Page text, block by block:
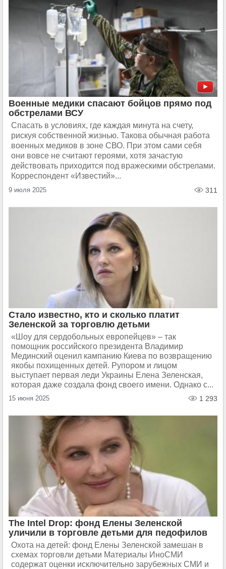
Военные медики спасают бойцов прямо под
обстрелами ВСУ
Спасать в условиях, где каждая минута на счету,
рискуя собственной жизнью. Такова обычная работа
военных медиков в зоне СВО. При этом сами себя
они вовсе не считают героями, хотя зачастую
действовать приходится под вражескими обстрелами.
Корреспондент «Известий»...
9 июля 2025 311
Стало известно, кто и сколько платит
Зеленской за торговлю детьми
«Шоу для сердобольных европейцев» – так
помощник российского президента Владимир
Мединский оценил кампанию Киева по возвращению
якобы похищенных детей. Рупором и лицом
выступает первая леди Украины Елена Зеленская,
которая даже создала фонд своего имени. Однако с...
15 июня 2025 1 293
The Intel Drop: фонд Елены Зеленской
уличили в торговле детьми для педофилов
Охота на детей: фонд Елены Зеленской замешан в
схемах торговли детьми Материалы ИноСМИ
содержат оценки исключительно зарубежных СМИ и